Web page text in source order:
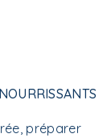
préparer